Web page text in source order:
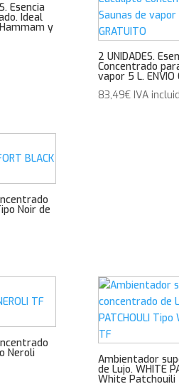
Esencia
Ideal
y
2 UNIDADES.
Concentrado
vapor 5 L. ENVIO
83,49€ IVA
Noir de
Neroli Ambientador
de Lujo. WHITE
White Patchouili